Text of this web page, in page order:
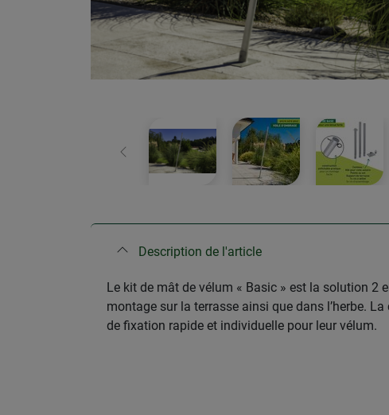
retour
Description de l'article
Le kit de mât de vélum « Basic » est la solution 2
montage sur la terrasse ainsi que dans l’herbe.
de fixation rapide et individuelle pour leur vélum.